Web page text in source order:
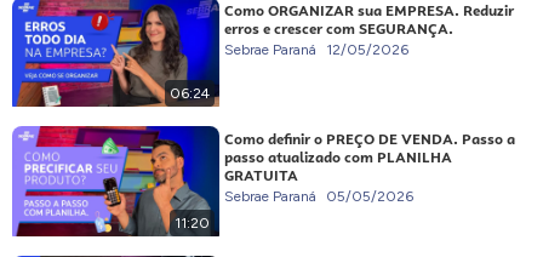
06:24
Como ORGANIZAR sua EMPRESA. Reduzir
erros e crescer com SEGURANÇA.
Sebrae Paraná 12/05/2026
11:20
Como definir o PREÇO DE VENDA. Passo a
passo atualizado com PLANILHA
GRATUITA
Sebrae Paraná 05/05/2026